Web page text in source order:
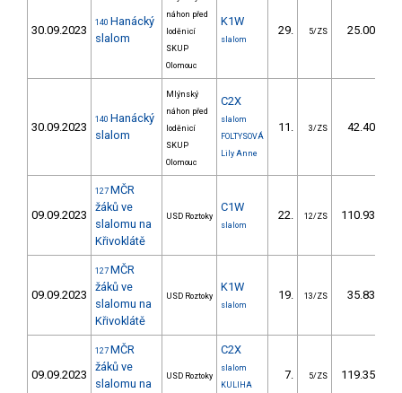
30.09.2023
140 Hanácký
slalom
náhon před
loděnicí
SKUP
Olomouc
K1W
slalom
29. 5/ZS 25.00
30.09.2023
140 Hanácký
slalom
Mlýnský
náhon před
loděnicí
SKUP
Olomouc
C2X
slalom
FOLTYSOVÁ
Lily Anne
11. 3/ZS 42.40
09.09.2023
127 MČR
žáků ve
slalomu na
Křivoklátě
USD Roztoky
C1W
slalom
22. 12/ZS 110.93
09.09.2023
127 MČR
žáků ve
slalomu na
Křivoklátě
USD Roztoky
K1W
slalom
19. 13/ZS 35.83
09.09.2023
127 MČR
žáků ve
slalomu na
USD Roztoky
C2X
slalom
KULIHA
7. 5/ZS 119.35